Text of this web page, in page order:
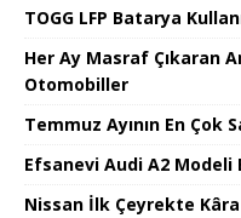
TOGG LFP Batarya
Her Ay Masraf Çıkaran
Otomobiller
Temmuz Ayının En Çok
Efsanevi Audi A2
Nissan İlk Çeyrekte